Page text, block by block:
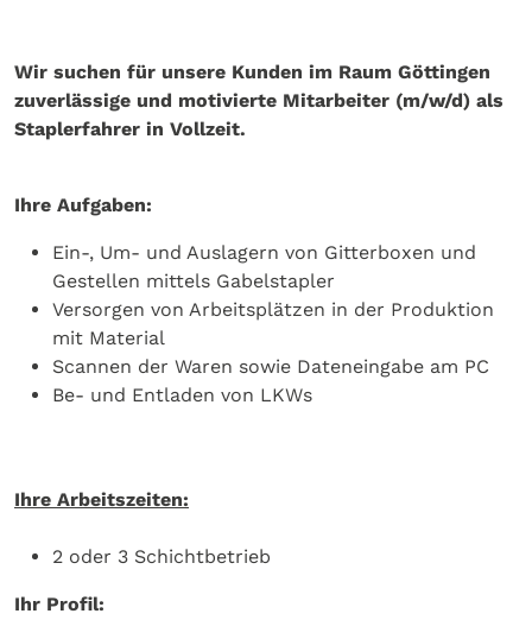
Wir suchen für unsere Kunden im Raum Göttingen
zuverlässige und motivierte Mitarbeiter (m/w/d) als
Staplerfahrer in Vollzeit.
Ihre Aufgaben:
Ein-, Um- und Auslagern von Gitterboxen und
Gestellen mittels Gabelstapler
Versorgen von Arbeitsplätzen in der Produktion
mit Material
Scannen der Waren sowie Dateneingabe am PC
Be- und Entladen von LKWs
Ihre Arbeitszeiten:
2 oder 3 Schichtbetrieb
Ihr Profil: